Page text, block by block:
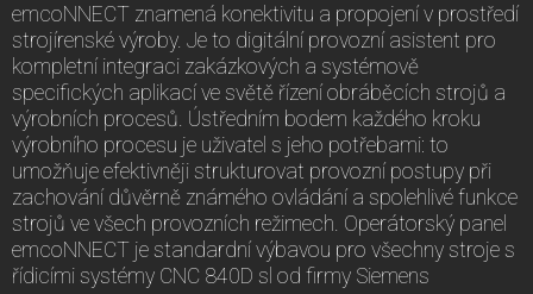
emcoNNECT znamená konektivitu a propojení v prostředí
strojírenské výroby. Je to digitální provozní asistent pro
kompletní integraci zakázkových a systémově
specifických aplikací ve světě řízení obráběcích strojů a
výrobních procesů. Ústředním bodem každého kroku
výrobního procesu je uživatel s jeho potřebami: to
umožňuje efektivněji strukturovat provozní postupy při
zachování důvěrně známého ovládání a spolehlivé funkce
strojů ve všech provozních režimech. Operátorský panel
emcoNNECT je standardní výbavou pro všechny stroje s
řídicími systémy CNC 840D sl od firmy Siemens